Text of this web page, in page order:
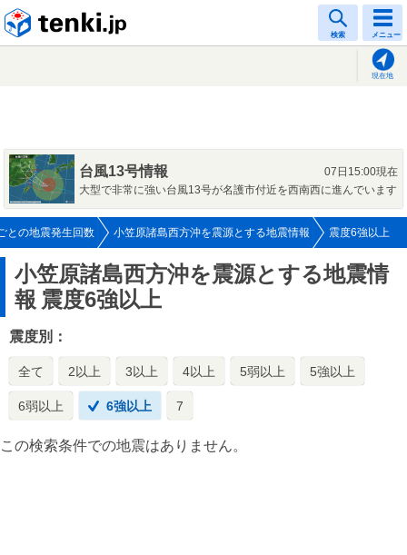
検索 メニュー
現在地
台風13号情報
07日15:00現在
大型で非常に強い台風13号が名護市付近を西南西に進んでいます
との地震発生回数 小笠原諸島西方沖を震源とする地震情報 震度6強以上
小笠原諸島西方沖を震源とする地震情
報 震度6強以上
震度別：
全て 2以上 3以上 4以上 5弱以上 5強以上
6弱以上 6強以上 7
この検索条件での地震はありません。